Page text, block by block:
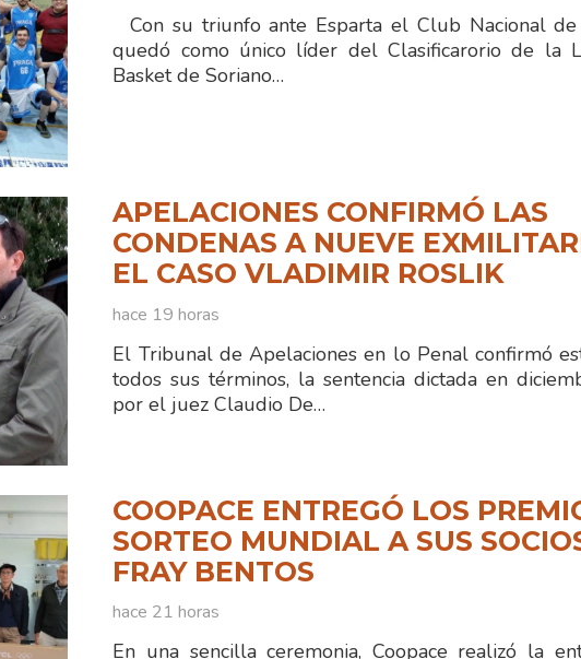
Con su triunfo ante Esparta el Club Nacional de
quedó como único líder del Clasificarorio de la
Basket de Soriano…
APELACIONES CONFIRMÓ LAS
CONDENAS A NUEVE
EL CASO VLADIMIR ROSLIK
hace 19 horas
El Tribunal de Apelaciones en lo Penal confirmó
todos sus términos, la sentencia dictada en
por el juez Claudio De…
COOPACE ENTREGÓ LOS
SORTEO MUNDIAL A SUS
FRAY BENTOS
hace 21 horas
En una sencilla ceremonia, Coopace realizó la